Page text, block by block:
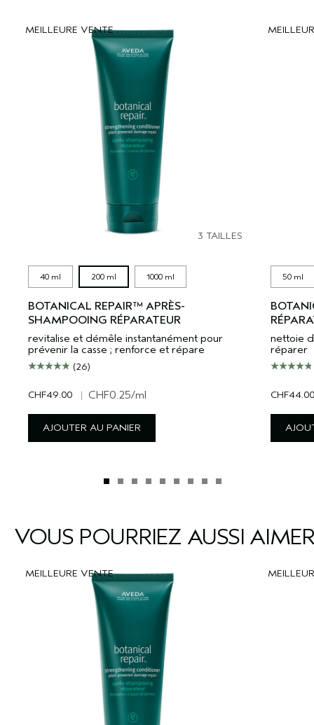
MEILLEURE VENTE
3 TAILLES
40 ml 200 ml 1000 ml
BOTANICAL REPAIR™ APRÈS-
SHAMPOOING RÉPARATEUR
revitalise et démêle instantanément pour
prévenir la casse ; renforce et répare
(26)
CHF49.00 | CHF0.25/ml
AJOUTER AU PANIER
50 ml
nettoie
réparer
CHF44.00
VOUS POURRIEZ AUSSI AIMER
MEILLEURE VENTE